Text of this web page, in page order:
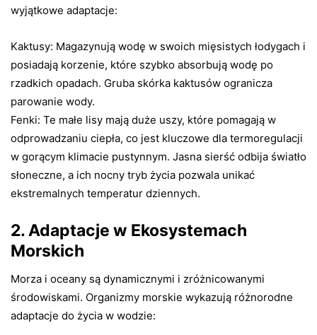
wyjątkowe adaptacje:
Kaktusy: Magazynują wodę w swoich mięsistych łodygach i
posiadają korzenie, które szybko absorbują wodę po
rzadkich opadach. Gruba skórka kaktusów ogranicza
parowanie wody.
Fenki: Te małe lisy mają duże uszy, które pomagają w
odprowadzaniu ciepła, co jest kluczowe dla termoregulacji
w gorącym klimacie pustynnym. Jasna sierść odbija światło
słoneczne, a ich nocny tryb życia pozwala unikać
ekstremalnych temperatur dziennych.
2. Adaptacje w Ekosystemach
Morskich
Morza i oceany są dynamicznymi i zróżnicowanymi
środowiskami. Organizmy morskie wykazują różnorodne
adaptacje do życia w wodzie: